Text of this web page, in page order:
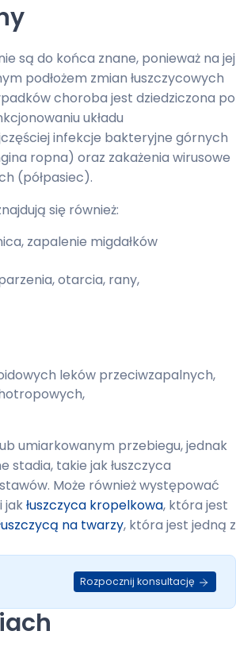
są do końca znane, ponieważ na jej
podłożem zmian łuszczycowych
choroba jest dziedziczona po
układu
infekcje bakteryjne górnych
ropna) oraz zakażenia wirusowe
(półpasiec).
się również:
zapalenie migdałków
otarcia, rany,
leków przeciwzapalnych,
umiarkowanym przebiegu, jednak
stadia, takie jak łuszczyca
Może również występować
jakłuszczyca kropelkowa, która jest
na twarzy, która jest jedną z
Rozpocznij konsultację